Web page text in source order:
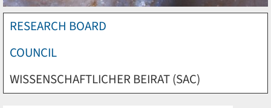
RESEARCH BOARD
COUNCIL
WISSENSCHAFTLICHER BEIRAT (SAC)